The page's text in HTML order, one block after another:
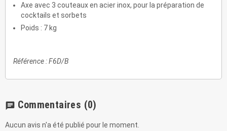
Axe avec 3 couteaux en acier inox, pour la préparation de
cocktails et sorbets
Poids : 7 kg
Référence : F6D/B
chat Commentaires (0)
Aucun avis n'a été publié pour le moment.